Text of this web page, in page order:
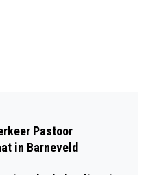
SLUIT AAN OP
BUURT’
Pastoor
in Barneveld